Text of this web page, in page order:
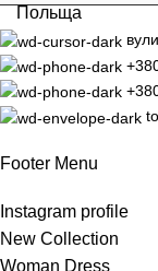
Польща
Footer Menu
Instagram profile
New Collection
Woman Dress